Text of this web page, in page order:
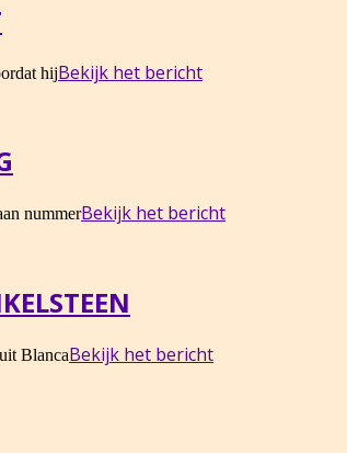
hijBekijk het bericht
nummerBekijk het bericht
BlancaBekijk het bericht